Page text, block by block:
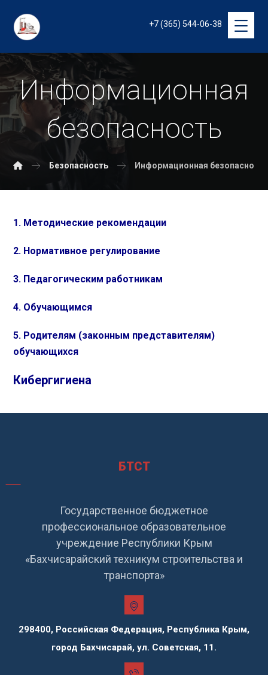
+7 (365) 544-06-38
Информационная
безопасность
Безопасность Информационная
1. Методические рекомендации
2. Нормативное регулирование
3. Педагогическим работникам
4. Обучающимся
5. Родителям (законным представителям)
обучающихся
Кибергигиена
БТСТ
Государственное бюджетное
профессиональное образовательное
учреждение Республики Крым
«Бахчисарайский техникум строительства и
транспорта»
298400, Российская Федерация, Республика Крым,
город Бахчисарай, ул. Советская, 11.